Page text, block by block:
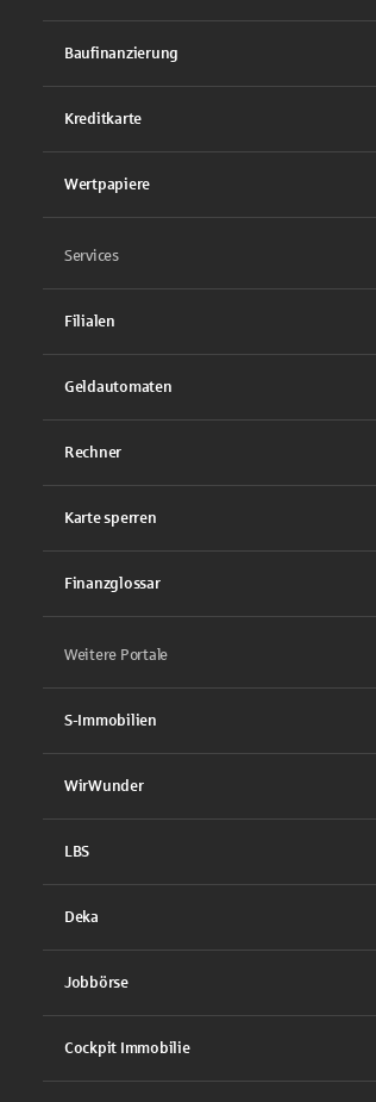
Baufinanzierung
Kreditkarte
Wertpapiere
Services
Filialen
Geldautomaten
Rechner
Karte sperren
Finanzglossar
Weitere Portale
S-Immobilien
WirWunder
LBS
Deka
Jobbörse
Cockpit Immobilie